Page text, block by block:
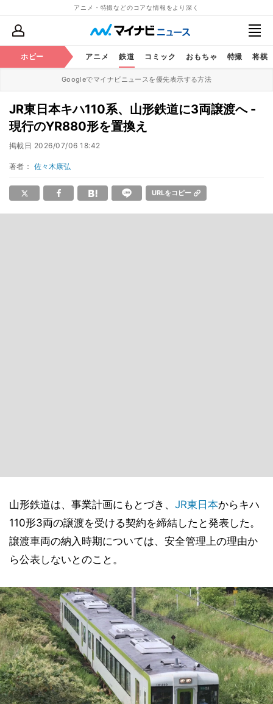
アニメ・特撮などのコアな情報をより深く
ホビー アニメ 鉄道 コミック おもちゃ 特撮 将棋
Googleでマイナビニュースを優先表示する方法
JR東日本キハ110系、山形鉄道に3両譲渡へ -
現行のYR880形を置換え
掲載日 2026/07/06 18:42
著者： 佐々木康弘
URLをコピー
山形鉄道は、事業計画にもとづき、 JR東日本からキハ
110形3両の譲渡を受ける契約を締結したと発表した。
譲渡車両の納入時期については、安全管理上の理由か
ら公表しないとのこと。